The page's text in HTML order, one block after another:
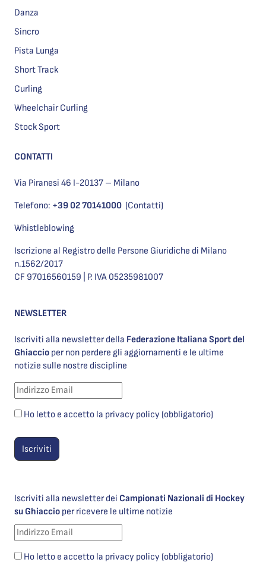
Danza
Sincro
Pista Lunga
Short Track
Curling
Wheelchair Curling
Stock Sport
CONTATTI
Via Piranesi 46 I-20137 – Milano
Telefono: +39 02 70141000 (Contatti)
Whistleblowing
Iscrizione al Registro delle Persone Giuridiche di Milano
n.1562/2017
CF 97016560159 | P. IVA 05235981007
NEWSLETTER
Iscriviti alla newsletter della Federazione Italiana Sport del
Ghiaccio per non perdere gli aggiornamenti e le ultime
notizie sulle nostre discipline
Ho letto e accetto la privacy policy (obbligatorio)
Iscriviti alla newsletter dei Campionati Nazionali di Hockey
su Ghiaccio per ricevere le ultime notizie
Ho letto e accetto la privacy policy (obbligatorio)